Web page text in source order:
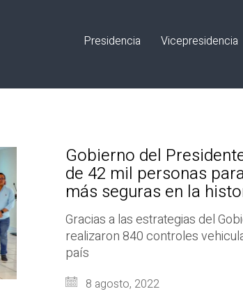
Presidencia Vicepresidencia
Gobierno del
de 42 mil personas
más seguras en la
Gracias a las estrategias del
realizaron 840 controles
país
8 agosto, 2022